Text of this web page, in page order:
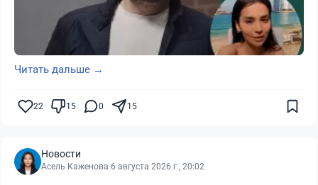
Читать дальше →
22 15 0 15
Новости
Асель Каженова·6 августа 2026 г., 20:02